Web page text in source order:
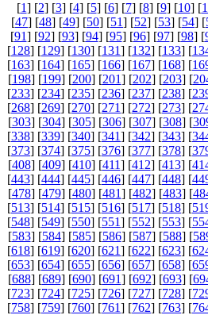
[1] [2] [3] [4] [5] [6] [7] [8] [9] [10] [
[47] [48] [49] [50] [51] [52] [53] [54] [
[91] [92] [93] [94] [95] [96] [97] [98] [
[128] [129] [130] [131] [132] [133] [
[163] [164] [165] [166] [167] [168] [
[198] [199] [200] [201] [202] [203] [
[233] [234] [235] [236] [237] [238] [
[268] [269] [270] [271] [272] [273] [
[303] [304] [305] [306] [307] [308] [
[338] [339] [340] [341] [342] [343] [
[373] [374] [375] [376] [377] [378] [
[408] [409] [410] [411] [412] [413] [
[443] [444] [445] [446] [447] [448] [
[478] [479] [480] [481] [482] [483] [
[513] [514] [515] [516] [517] [518] [
[548] [549] [550] [551] [552] [553] [
[583] [584] [585] [586] [587] [588] [
[618] [619] [620] [621] [622] [623] [
[653] [654] [655] [656] [657] [658] [
[688] [689] [690] [691] [692] [693] [
[723] [724] [725] [726] [727] [728] [
[758] [759] [760] [761] [762] [763] [